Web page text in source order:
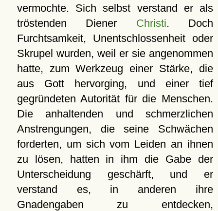
vermochte. Sich selbst verstand er als
tröstenden Diener Christi. Doch
Furchtsamkeit, Unentschlossenheit oder
Skrupel wurden, weil er sie angenommen
hatte, zum Werkzeug einer Stärke, die
aus Gott hervorging, und einer tief
gegründeten Autorität für die Menschen.
Die anhaltenden und schmerzlichen
Anstrengungen, die seine Schwächen
forderten, um sich vom Leiden an ihnen
zu lösen, hatten in ihm die Gabe der
Unterscheidung geschärft, und er
verstand es, in anderen ihre
Gnadengaben zu entdecken,